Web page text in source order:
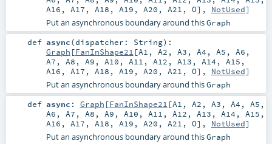
A16 , A17 , A18 , A19 , A20 , A21 , O], NotUsed]
Put an asynchronous boundary around thisGraph
def async(dispatcher: String) :
Graph [FanInShape21 [A1 , A2 , A3 , A4 , A5 , A6 ,
A7 , A8 , A9 , A10 , A11 , A12 , A13 , A14 , A15 ,
A16 , A17 , A18 , A19 , A20 , A21 , O], NotUsed]
Put an asynchronous boundary around thisGraph
def async : Graph [FanInShape21 [A1 , A2 , A3 , A4 , A5 ,
A6 , A7 , A8 , A9 , A10 , A11 , A12 , A13 , A14 , A15 ,
A16 , A17 , A18 , A19 , A20 , A21 , O], NotUsed]
Put an asynchronous boundary around thisGraph